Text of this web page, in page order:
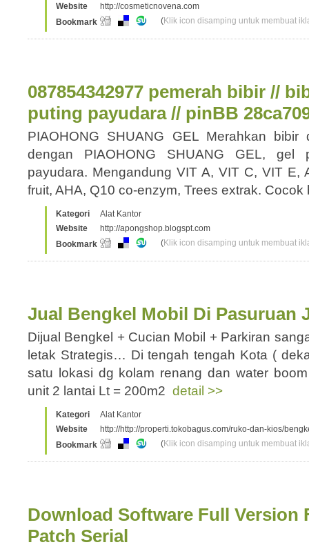
Website
http://cosmeticnovena.com
Bookmark
(Klik icon disamping untuk membuat
087854342977 pemerah bibir //
puting payudara // pinBB
PIAOHONG SHUANG GEL Merahkan
dengan PIAOHONG SHUANG GEL, gel
payudara. Mengandung VIT A, VIT C, VIT E,
fruit, AHA, Q10 co-enzym, Trees extrak.
Kategori
Alat Kantor
Website
http://apongshop.blogspt.com
Bookmark
(Klik icon disamping untuk membuat
Jual Bengkel Mobil Di Pasuruan
Dijual Bengkel + Cucian Mobil + Parkiran
letak Strategis… Di tengah tengah Kota (
satu lokasi dg kolam renang dan water
unit 2 lantai Lt = 200m2 detail >>
Kategori
Alat Kantor
Website
http://http://properti.tokobagus.com/ruko-dan-kios/
Bookmark
(Klik icon disamping untuk membuat
Download Software Full Version
Patch Serial